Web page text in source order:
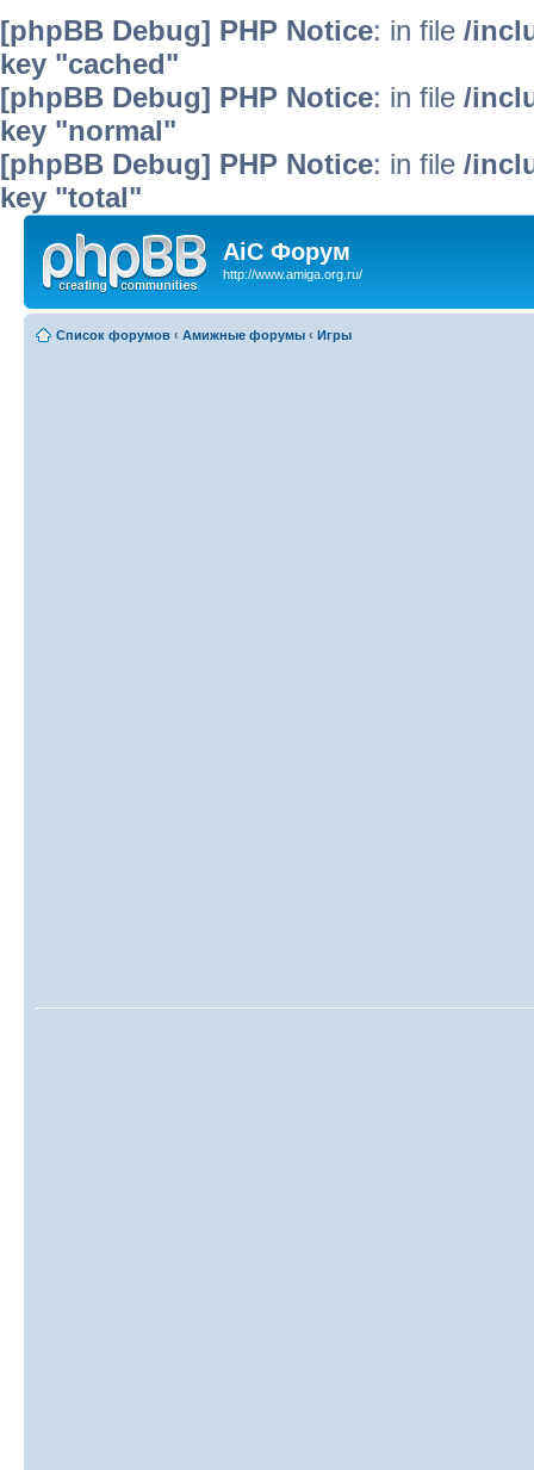
[phpBB Debug] PHP Notice: in file /
key "cached"
[phpBB Debug] PHP Notice: in file /
key "normal"
[phpBB Debug] PHP Notice: in file /
key "total"
AiC Форум
http://www.amiga.org.ru/
Список форумов ‹ Амижные форумы ‹ Игры